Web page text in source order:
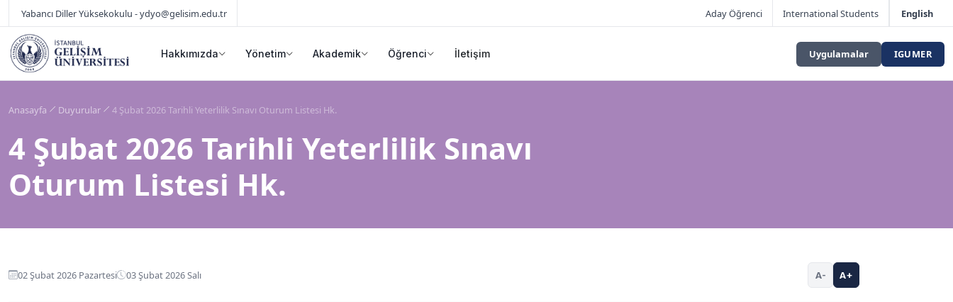
Yabancı Diller Yüksekokulu - ydyo@gelisim.edu.tr Aday Öğrenci International Students English
Hakkımızda Yönetim Akademik Öğrenci İletişim Uygulamalar IGUMER
Anasayfa Duyurular 4 Şubat 2026 Tarihli Yeterlilik Sınavı Oturum Listesi Hk.
4 Şubat 2026 Tarihli Yeterlilik Sınavı
Oturum Listesi Hk.
02 Şubat 2026 Pazartesi 03 Şubat 2026 Salı A- A+